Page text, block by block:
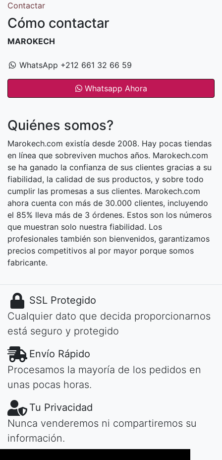
Contactar
Cómo contactar
MAROKECH
WhatsApp +212 661 32 66 59
Whatsapp Ahora
Quiénes somos?
Marokech.com existía desde 2008. Hay pocas tiendas
en línea que sobreviven muchos años. Marokech.com
se ha ganado la confianza de sus clientes gracias a su
fiabilidad, la calidad de sus productos, y sobre todo
cumplir las promesas a sus clientes. Marokech.com
ahora cuenta con más de 30.000 clientes, incluyendo
el 85% lleva más de 3 órdenes. Estos son los números
que muestran solo nuestra fiabilidad. Los
profesionales también son bienvenidos, garantizamos
precios competitivos al por mayor porque somos
fabricante.
SSL Protegido
Cualquier dato que decida proporcionarnos
está seguro y protegido
Envío Rápido
Procesamos la mayoría de los pedidos en
unas pocas horas.
Tu Privacidad
Nunca venderemos ni compartiremos su
información.